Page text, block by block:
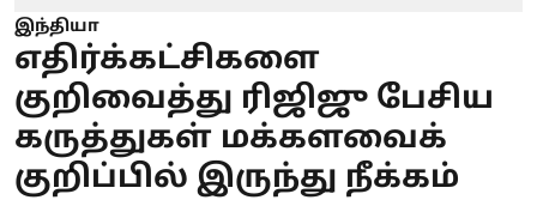
இந்தியா
எதிர்க்கட்சிகளை
குறிவைத்து ரிஜிஜு பேசிய
கருத்துகள் மக்களவைக்
குறிப்பில் இருந்து நீக்கம்